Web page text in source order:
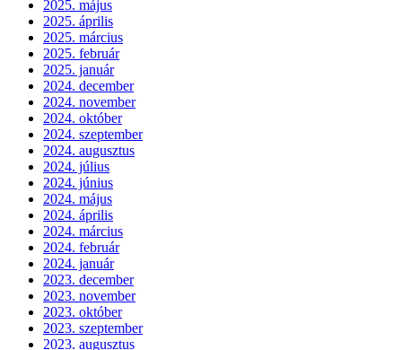
2025. május
2025. április
2025. március
2025. február
2025. január
2024. december
2024. november
2024. október
2024. szeptember
2024. augusztus
2024. július
2024. június
2024. május
2024. április
2024. március
2024. február
2024. január
2023. december
2023. november
2023. október
2023. szeptember
2023. augusztus